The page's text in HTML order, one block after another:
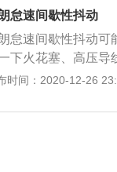
清理的话，会导致
发动机内部的零件
发动机工作不稳定
碳。发动机在运行
的话，发动机可能
怠速间歇性抖动
怠速间歇性抖动可
下火花塞、高压导
致的。如果在驾驶
完全燃烧，发动机
时间：2020-12-26